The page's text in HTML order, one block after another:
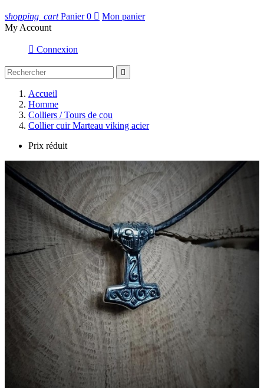
shopping_cart Panier 0  Mon panier
My Account
 Connexion

Accueil
Homme
Colliers / Tours de cou
Collier cuir Marteau viking acier
Prix réduit